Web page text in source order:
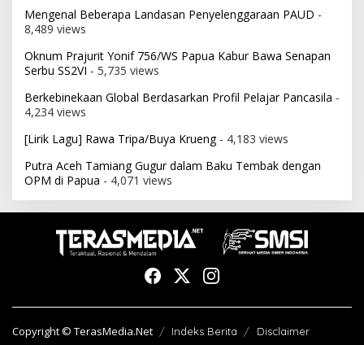
Mengenal Beberapa Landasan Penyelenggaraan PAUD -
8,489 views
Oknum Prajurit Yonif 756/WS Papua Kabur Bawa Senapan
Serbu SS2VI - 5,735 views
Berkebinekaan Global Berdasarkan Profil Pelajar Pancasila -
4,234 views
[Lirik Lagu] Rawa Tripa/Buya Krueng- 4,183 views
Putra Aceh Tamiang Gugur dalam Baku Tembak dengan
OPM di Papua - 4,071 views
Copyright © TerasMedia.Net Indeks Berita Disclaimer